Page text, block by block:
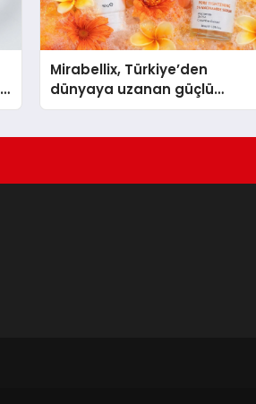
Mirabellix, Türkiye’den
dünyaya uzanan güçlü
büyümesini sürdürüyor